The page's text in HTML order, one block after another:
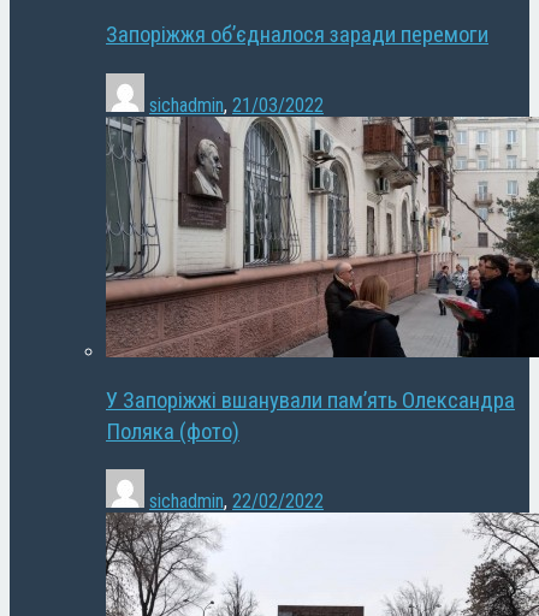
Запоріжжя об’єдналося заради перемоги
sichadmin, 21/03/2022
У Запоріжжі вшанували пам’ять Олександра
Поляка (фото)
sichadmin, 22/02/2022